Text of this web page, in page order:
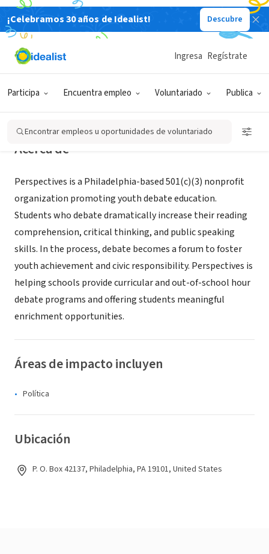
¡Celebramos 30 años de Idealist! Descubre
Participa Encuentra empleo Voluntariado Publica
Ingresa Regístrate
Encontrar empleos u oportunidades de voluntariado
ORGANIZACIÓN SIN FIN DE LUCRO
Perspectives Debate
Acerca de
Perspectives is a Philadelphia-based 501(c)(3) nonprofit
organization promoting youth debate education.
Students who debate dramatically increase their reading
comprehension, critical thinking, and public speaking
skills. In the process, debate becomes a forum to foster
youth achievement and civic responsibility. Perspectives is
helping schools provide curricular and out-of-school hour
debate programs and offering students meaningful
enrichment opportunities.
Áreas de impacto incluyen
Política
Ubicación
P. O. Box 42137, Philadelphia, PA 19101, United States